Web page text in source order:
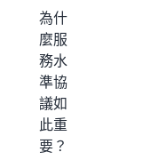
為什
麼服
務水
準協
議如
此重
要？